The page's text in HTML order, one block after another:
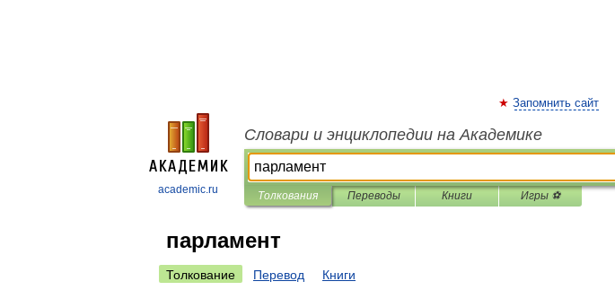
academic.ru
Запомнить сайт
Словари и энциклопедии на Академике
Толкования Переводы Книги Игры ⚽
парламент
Толкование Перевод Книги